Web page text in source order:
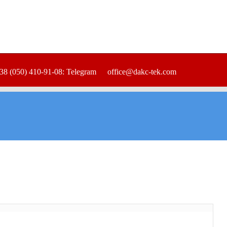
(050) 410-91-08: Telegram office@dakc-tek.com